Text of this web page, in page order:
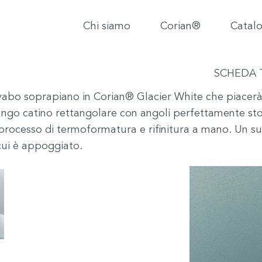
Chi siamo Corian®
SCHEDA
soprapiano in Corian® Glacier White che
catino rettangolare con angoli perfettamente
di termoformatura e rifinitura a mano. Un
è appoggiato.